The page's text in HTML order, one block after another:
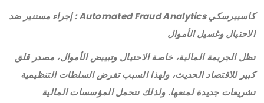
كاسبيرسكيAutomated Fraud Analytics: إجراء مستنير ضد
الاحتيال وغسيل الأموال
تظل الجريمة المالية، خاصة الاحتيال وتبييض الأموال، مصدر قلق
كبير للاقتصاد الحديث، ولهذا السبب تفرض السلطات التنظيمية
تشريعات جديدة لمنعها. ولذلك تتحمل المؤسسات المالية